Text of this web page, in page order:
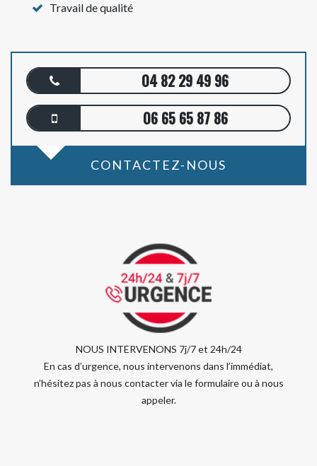
Travail de qualité
04 82 29 49 96
06 65 65 87 86
CONTACTEZ-NOUS
NOUS INTERVENONS 7j/7 et 24h/24
En cas d’urgence, nous intervenons dans l’immédiat,
n’hésitez pas à nous contacter via le formulaire ou à nous
appeler.